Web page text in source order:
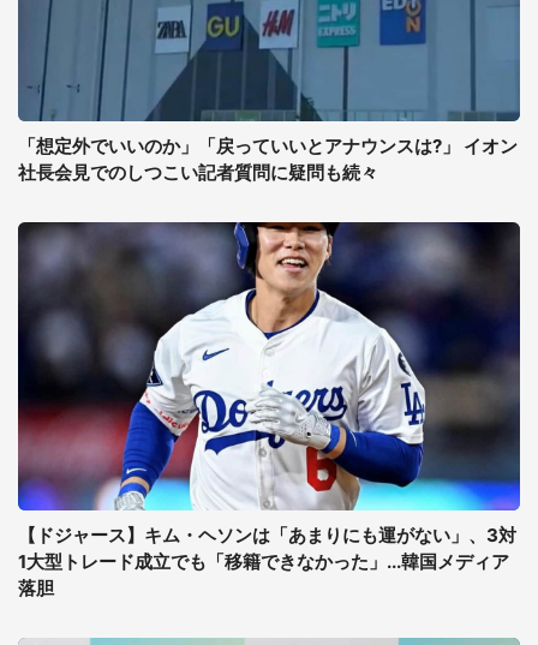
「想定外でいいのか」「戻っていいとアナウンスは?」 イオン
社長会見でのしつこい記者質問に疑問も続々
【ドジャース】キム・ヘソンは「あまりにも運がない」、3対
1大型トレード成立でも「移籍できなかった」...韓国メディア
落胆